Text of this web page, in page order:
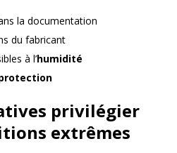
la documentation
du fabricant
à l’humidité
privilégier
extrêmes